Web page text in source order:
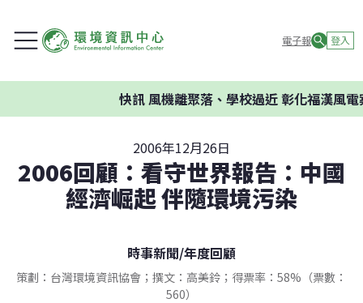
電子報 登入
快訊風機離聚落、學校過近 彰化福漢風電案
2006年12月26日
2006回顧：看守世界報告：中國
經濟崛起 伴隨環境污染
時事新聞/年度回顧
策劃：台灣環境資訊協會；撰文：高美鈴；得票率：58%（票數：
560）